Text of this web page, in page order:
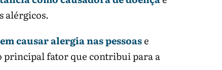
alérgicos.
causar alergia nas pessoase
principal fator que contribui para a